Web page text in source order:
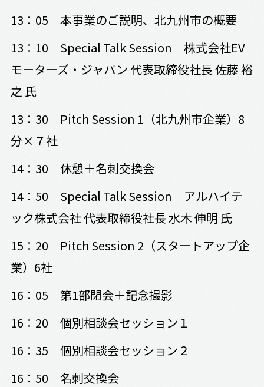
13：05 本事業のご説明、北九州市の概要
13：10 Special Talk Session 株式会社EV
モーターズ・ジャパン 代表取締役社長 佐藤 裕
之 氏
13：30 Pitch Session 1（北九州市企業）8
分×７社
14：30 休憩＋名刺交換会
14：50 Special Talk Session アルハイテ
ック株式会社 代表取締役社長 水木 伸明 氏
15：20 Pitch Session 2（スタートアップ企
業）6社
16：05 第1部閉会＋記念撮影
16：20 個別相談会セッション１
16：35 個別相談会セッション２
16：50 名刺交換会